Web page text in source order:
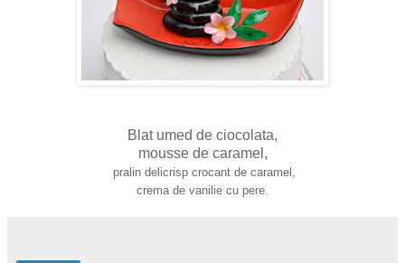
Blat umed de ciocolata,
mousse de caramel,
pralin delicrisp crocant de caramel,
crema de vanilie cu pere.